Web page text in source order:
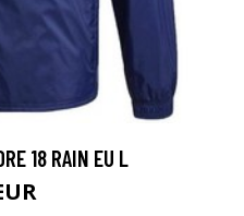
18 RAIN EU L